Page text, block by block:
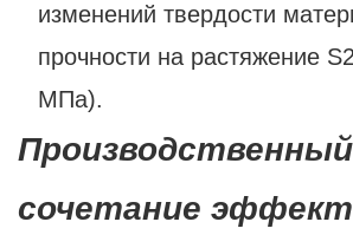
изменений твердости
прочности на растяжение
МПа).
сочетание